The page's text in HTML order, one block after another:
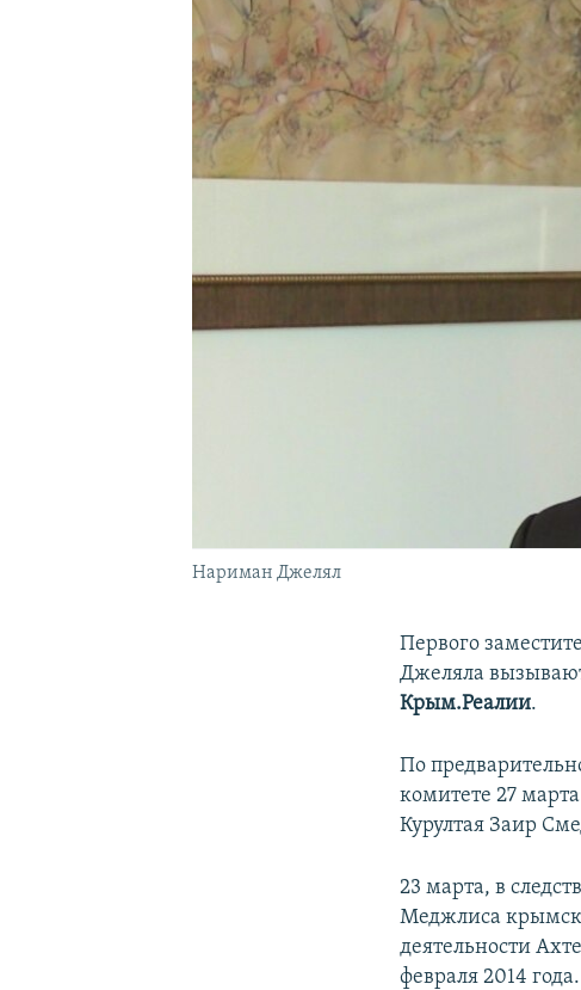
УКРАИНСКАЯ ПРОБЛЕМА КРЫМА
Нариман Джелял
Первого
Джеляла
Крым.Реалии.
По
комитете 27
Курултая Заир
23 марта, в
Меджлиса
деятельности
февраля 2014 года.